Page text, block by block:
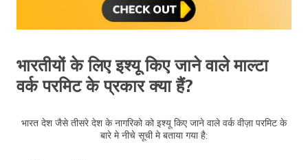
भारतीयों के लिए इश्यू किए जाने वाले माल्टा
वर्क परमिट के प्रकार क्या हैं?
भारत देश जैसे तीसरे देश के नागरिको को इश्यू किए जाने वाले वर्क वीज़ा परमिट के
बारे मे नीचे सूची मे बताया गया है: